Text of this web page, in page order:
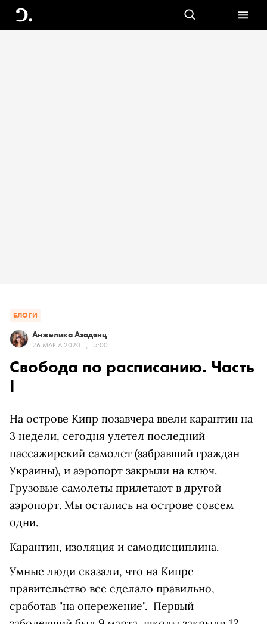
БЛОГИ
Анжелика Азадянц
26 МАРТА 2020 Г., 15:00
Свобода по расписанию. Часть
I
На острове Кипр позавчера ввели карантин на
3 недели, сегодня улетел последний
пассажирский самолет (забравший граждан
Украины), и аэропорт закрыли на ключ.
Грузовые самолеты прилетают в другой
аэропорт. Мы остались на острове совсем
одни.
Карантин, изоляция и самодисциплина.
Умные люди сказали, что на Кипре
правительство все сделало правильно,
сработав "на опережение". Первый